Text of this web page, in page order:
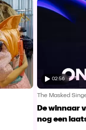
02:56
The Masked
De winnaar
nog een